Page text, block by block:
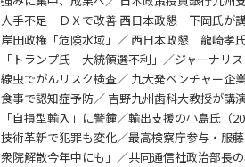
手不足 ＤＸで改善 西日本政懇 下岡氏が
田政権「危険水域」／ 西日本政懇 龍崎孝
トランプ氏 大統領選不利」／ジャーナリ
虫でがんリスク検査／ 九大発ベンチャー企
事で認知症予防／ 吉野九州歯科大教授が講
自損型輸入」に警鐘／輸出支援の小島氏（
術革新で犯罪も変化／最高検察庁参与・服
院解散今年中にも」／共同通信社政治部長